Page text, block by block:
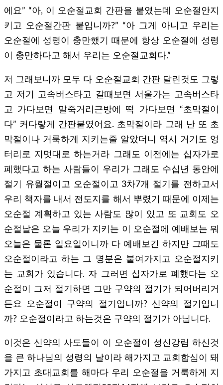
에요” “아, 이 오순절교회 간판을 붙였는데 오순절안지
키고 오순절간판 붙입니까?” “아 그게 아니고 우리는
오순절에 성령이 충만했기 때문에 항상 오순절에 성령
이 충만하다고 해서 우리는 오순절교회다.”
저 그래보니까 모두 다 오순절교회 간판 달린것도 그렇
고 저기 고속버스타고 갈때보면 서울가는 고속버스타
고 가다보면 말죽거리근방에 떡 가다보면 “초막절이
다” 커다랗게 간판붙였어요. 초막절이라 그래 난 또 초
막절이나 거룩하게 지키는줄 알았더니 역시 거기도 엉
터리로 지멋대로 하는거라 그래도 이전에는 십자가로
폐했다고 하는 사람들이 우리가 그래도 수십년 동안에
절기 유월절이고 오순절이고 3차7개 절기를 전하고서
우리 책자를 내서 전도지를 해서 뿌렸기 때문에 이제는
오순절 계획하고 있는 사람도 많이 있고 또 교회도 오
순절날은 오늘 우리가 지키는 이 오순절에 예배보는 뭐
오늘은 물론 일요일이니까 다 예배보긴 하지만 그때도
오순절이라고 하는 그 명분은 붙여가지고 오순절지키
는 교회가 있습니다. 자 그러면 십자가로 폐했다는 오
순절이 그저 절기하면 그만 구약의 절기가 되어버리거
든요 오순절이 구약의 절기입니까? 신약의 절기입니
까? 오순절이라고 하는것은 구약의 절기가 아닙니다.
이것은 신약의 사도들이 이 오순절이 성신강림 하신것
을 큰 하나님의 성령의 날이라 해가지고 교회합심이 돼
가지고 초대교회를 해마다 우리 오순절을 거룩하게 지